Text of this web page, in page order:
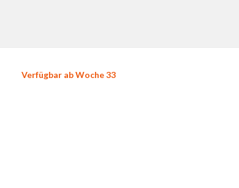
Verfügbar ab Woche 33